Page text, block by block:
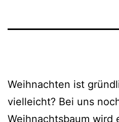
Weihnachten ist
viel­leicht? Bei uns
Weihnachtsbaum